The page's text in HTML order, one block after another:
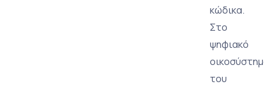
κώδικα.
Στο
ψηφιακό
του